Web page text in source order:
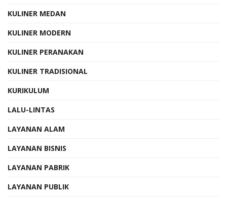
KULINER MEDAN
KULINER MODERN
KULINER PERANAKAN
KULINER TRADISIONAL
KURIKULUM
LALU-LINTAS
LAYANAN ALAM
LAYANAN BISNIS
LAYANAN PABRIK
LAYANAN PUBLIK